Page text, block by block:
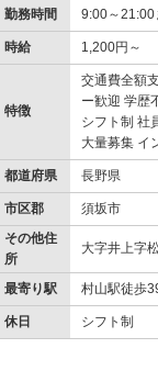
勤務時間 9:00～21:00
時給 1,200円～
特徴
交通費全額
ー歓迎 学歴
シフト制 社
大量募集 イ
都道府県 長野県
市区郡
須坂市
その他住
所
大字井上字
最寄り駅 村山駅徒歩
休日 シフト制